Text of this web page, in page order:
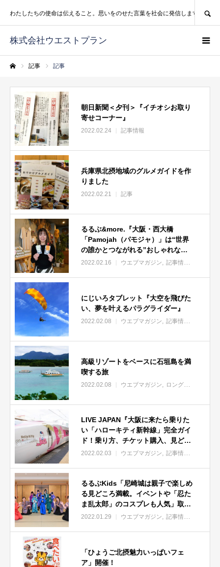
株式会社ウエストプラン
わたしたちの使命は伝えること。思いをのせた言葉を社会に発信します。
記事 記事
朝日新聞＜夕刊＞『イチオシお取り
寄せコーナー』
2022.02.24 記事情報
兵庫県北摂地域のグルメガイドを作
りました
2022.02.21 記事
るるぶ&more.『大阪・西大橋
「Pamojah（パモジャ）」は“世界
の誰かとつながれる”おしゃれなフ
ェアトレード店』
2022.02.16 ウエブマガジン 記事情報
にじいろタブレット『大空を飛びた
い、夢を叶えるパラグライダー』
2022.02.08 ウエブマガジン 記事情報
高級リゾートをベースに石垣島を満
喫する旅
2022.02.08 ウエブマガジン ロングライフリゾート
LIVE JAPAN『大阪に来たら乗りた
い「ハローキティ新幹線」完全ガイ
ド！乗り方、チケット購入、見どこ
ろ徹底解剖』取材記事公開
2022.02.03 ウエブマガジン 記事情報
るるぶKids「尼崎城は親子で楽しめ
る見どころ満載。イベントや「忍た
ま乱太郎」のコスプレも人気」取材
記事公開
2022.01.29 ウエブマガジン 記事情報
「ひょうご北摂魅力いっぱいフェ
ア」開催！